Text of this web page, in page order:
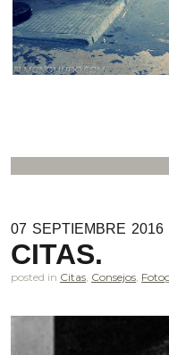
07 SEPTIEMBRE 2016
CITAS.
posted in Citas Consejos